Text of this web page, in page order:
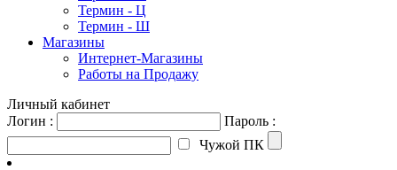
Термин - Ц
Термин - Ш
Магазины
Интернет-Магазины
Работы на Продажу
Личный кабинет
Логин :
Пароль :
Чужой ПК